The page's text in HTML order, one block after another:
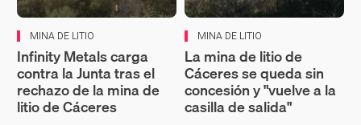
MINA DE LITIO
Infinity Metals carga
contra la Junta tras el
rechazo de la mina de
litio de Cáceres
MINA DE LITIO
La mina de litio de
Cáceres se queda sin
concesión y "vuelve a la
casilla de salida"